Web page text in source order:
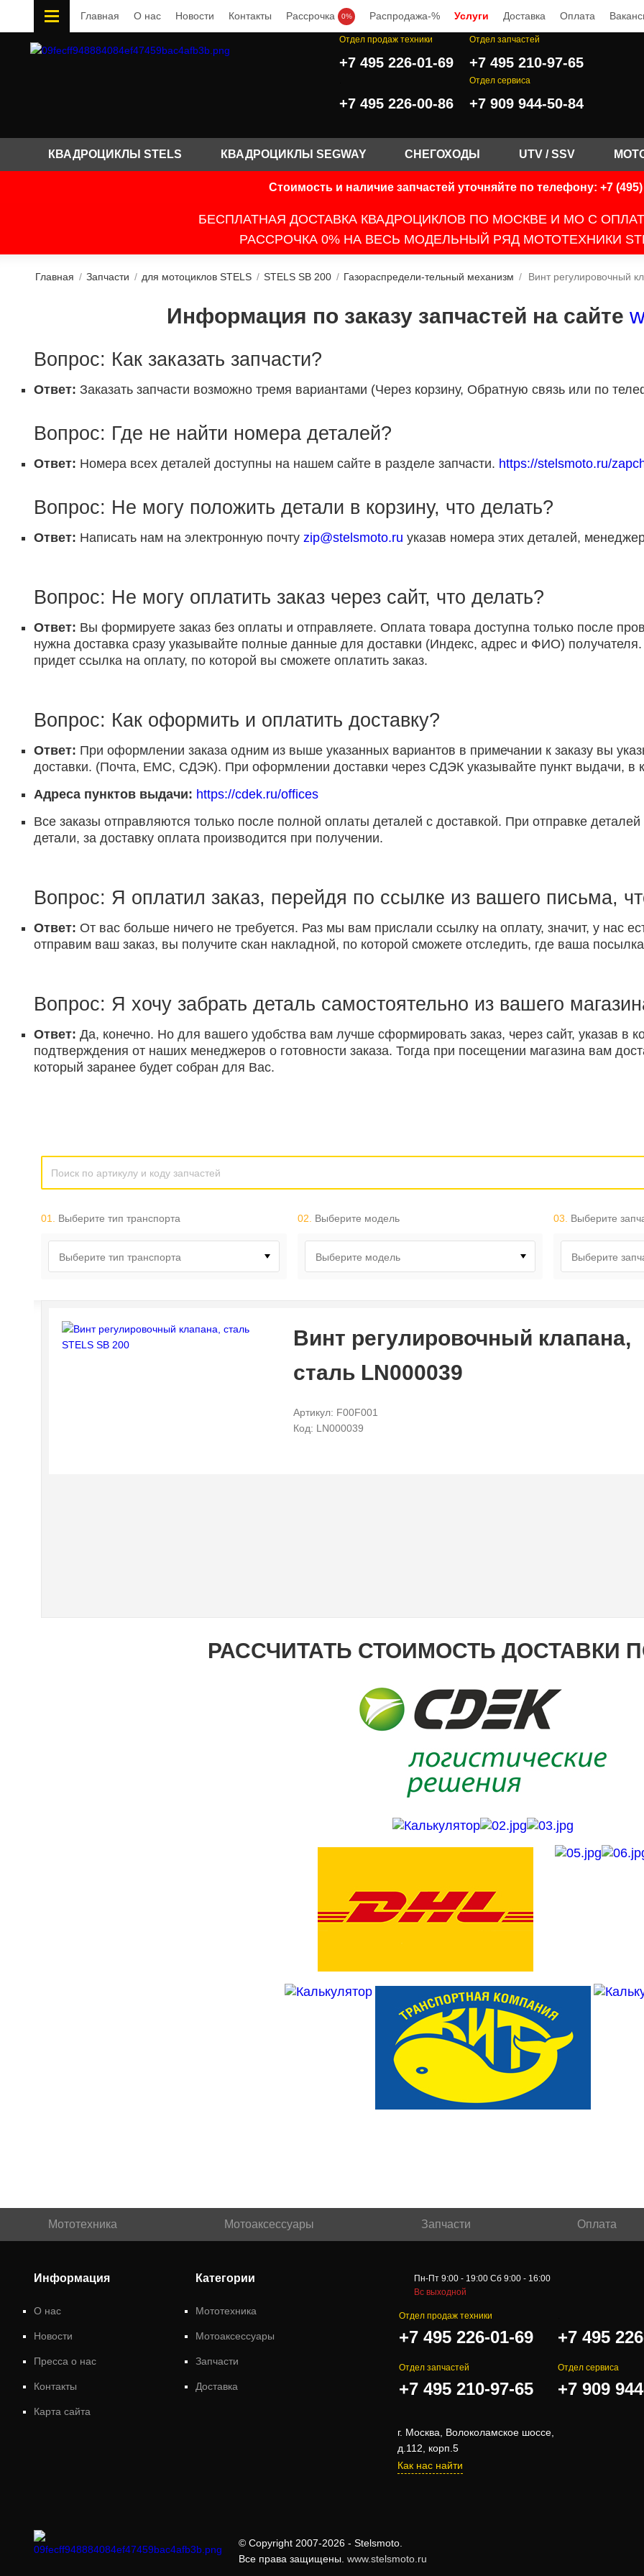
Главная О нас Новости Контакты Рассрочка 0% Распродажа-% Услуги Доставка Оплата
Отдел продаж техники
+7 495 226-01-69
Отдел запчастей
+7 495 210-97-65
+7 495 226-00-86
Отдел сервиса
+7 909 944-50-84
КВАДРОЦИКЛЫ STELS КВАДРОЦИКЛЫ SEGWAY СНЕГОХОДЫ UTV / SSV
Стоимость и наличие запчастей уточняйте по телефону: +7 (495)
БЕСПЛАТНАЯ ДОСТАВКА КВАДРОЦИКЛОВ ПО МОСКВЕ И МО С
РАССРОЧКА 0% НА ВЕСЬ МОДЕЛЬНЫЙ РЯД МОТОТЕХНИКИ
Главная / Запчасти / для мотоциклов STELS / STELS SB 200 / Газораспредели-тельный механизм / Винт регулировочный
Информация по заказу запчастей на сайте
Вопрос: Как заказать запчасти?
Ответ: Заказать запчасти возможно тремя вариантами (Через корзину, Обратную связь или по
Вопрос: Где не найти номера деталей?
Ответ: Номера всех деталей доступны на нашем сайте в разделе запчасти. https://stelsmoto.ru/
Вопрос: Не могу положить детали в корзину, что делать?
Ответ: Написать нам на электронную почту zip@stelsmoto.ru указав номера этих деталей,
Вопрос: Не могу оплатить заказ через сайт, что делать?
Ответ: Вы формируете заказ без оплаты и отправляете. Оплата товара доступна только после
нужна доставка сразу указывайте полные данные для доставки (Индекс, адрес и ФИО)
придет ссылка на оплату, по которой вы сможете оплатить заказ.
Вопрос: Как оформить и оплатить доставку?
Ответ: При оформлении заказа одним из выше указанных вариантов в примечании к заказу вы
доставки. (Почта, ЕМС, СДЭК). При оформлении доставки через СДЭК указывайте пункт выдачи, в
Адреса пунктов выдачи: https://cdek.ru/offices
Все заказы отправляются только после полной оплаты деталей с доставкой. При отправке
детали, за доставку оплата производится при получении.
Вопрос: Я оплатил заказ, перейдя по ссылке из вашего письма,
Ответ: От вас больше ничего не требуется. Раз мы вам прислали ссылку на оплату, значит, у нас
отправим ваш заказ, вы получите скан накладной, по которой сможете отследить, где ваша
Вопрос: Я хочу забрать деталь самостоятельно из вашего
Ответ: Да, конечно. Но для вашего удобства вам лучше сформировать заказ, через сайт, указав в
подтверждения от наших менеджеров о готовности заказа. Тогда при посещении магазина вам
который заранее будет собран для Вас.
01. Выберите тип транспорта
Выберите тип транспорта
02. Выберите модель
Выберите модель
03. Выберите
Выберите
Винт регулировочный клапана,
сталь LN000039
Артикул: F00F001
Код: LN000039
РАССЧИТАТЬ СТОИМОСТЬ ДОСТАВКИ
Мототехника Мотоаксессуары Запчасти Оплата
Информация
О нас
Новости
Пресса о нас
Контакты
Карта сайта
Категории
Мототехника
Мотоаксессуары
Запчасти
Доставка
Пн-Пт 9:00 - 19:00 Сб 9:00 - 16:00
Вс выходной
Отдел продаж техники
+7 495 226-01-69 +7 495
Отдел запчастей
+7 495 210-97-65
Отдел сервиса
+7 909
г. Москва, Волоколамское шоссе,
д.112, корп.5
Как нас найти
© Copyright 2007-2026 - Stelsmoto.
Все права защищены. www.stelsmoto.ru